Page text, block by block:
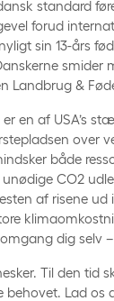
standard
forud
sin 13-års
smider
Landbrug &
en af USA’s
over
både
CO2
af risene ud i
dig selv
Til den tid
behovet. Lad os